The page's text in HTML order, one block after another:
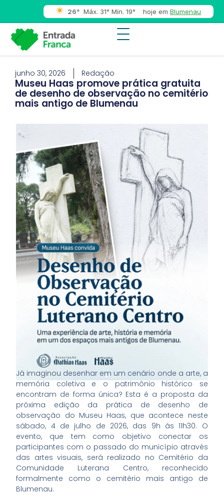
26° Máx. 31° Mín. 19° hoje em Blumenau
junho 30, 2026 Redação
Museu Haas promove prática gratuita
de desenho de observação no cemitério
mais antigo de Blumenau
Já imaginou desenhar em um cenário onde a arte, a
memória coletiva e o patrimônio histórico se
encontram de forma única? Esta é a proposta da
próxima edição da prática de desenho de
observação do Museu Haas, que acontece neste
sábado, 4 de julho de 2026, das 9h às 11h30. O
evento, que tem como objetivo conectar os
participantes com o passado do município através
das artes visuais, será realizado no Cemitério da
Comunidade Luterana Centro, reconhecido
formalmente como o cemitério mais antigo de
Blumenau.